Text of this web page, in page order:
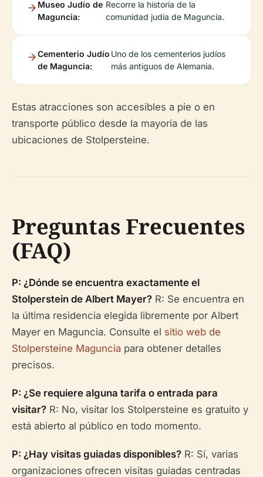
Museo Judío de
Maguncia:
Recorre la historia de la
comunidad judía de Maguncia.
Cementerio Judío
de Maguncia:
Uno de los cementerios judíos
más antiguos de Alemania.
Estas atracciones son accesibles a pie o en
transporte público desde la mayoría de las
ubicaciones de Stolpersteine.
Preguntas Frecuentes
(FAQ)
P: ¿Dónde se encuentra exactamente el
Stolperstein de Albert Mayer? R: Se encuentra en
la última residencia elegida libremente por Albert
Mayer en Maguncia. Consulte el sitio web de
Stolpersteine Maguncia para obtener detalles
precisos.
P: ¿Se requiere alguna tarifa o entrada para
visitar? R: No, visitar los Stolpersteine es gratuito y
está abierto al público en todo momento.
P: ¿Hay visitas guiadas disponibles? R: Sí, varias
organizaciones ofrecen visitas guiadas centradas